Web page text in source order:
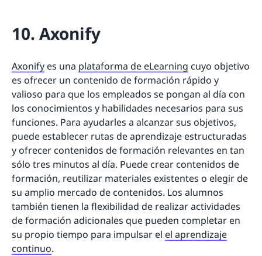
10. Axonify
Axonify es una plataforma de eLearning cuyo objetivo
es ofrecer un contenido de formación rápido y
valioso para que los empleados se pongan al día con
los conocimientos y habilidades necesarios para sus
funciones. Para ayudarles a alcanzar sus objetivos,
puede establecer rutas de aprendizaje estructuradas
y ofrecer contenidos de formación relevantes en tan
sólo tres minutos al día. Puede crear contenidos de
formación, reutilizar materiales existentes o elegir de
su amplio mercado de contenidos. Los alumnos
también tienen la flexibilidad de realizar actividades
de formación adicionales que pueden completar en
su propio tiempo para impulsar el el aprendizaje
continuo.